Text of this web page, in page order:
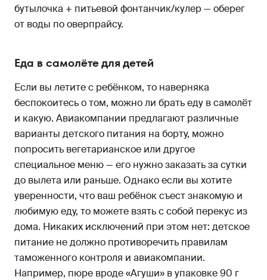
бутылочка + питьевой фонтанчик/кулер — оберег
от воды по оверпрайсу.
Еда в самолёте для детей
Если вы летите с ребёнком, то наверняка
беспокоитесь о том, можно ли брать еду в самолёт
и какую. Авиакомпании предлагают различные
варианты детского питания на борту, можно
попросить вегетарианское или другое
специальное меню — его нужно заказать за сутки
до вылета или раньше. Однако если вы хотите
уверенности, что ваш ребёнок съест знакомую и
любимую еду, то можете взять с собой перекус из
дома. Никаких исключений при этом нет: детское
питание не должно противоречить правилам
таможенного контроля и авиакомпании.
Например, пюре вроде «Агуши» в упаковке 90 г